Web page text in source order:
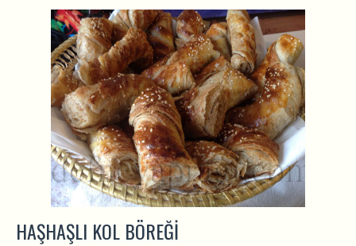
HAŞHAŞLI KOL BÖREĞI